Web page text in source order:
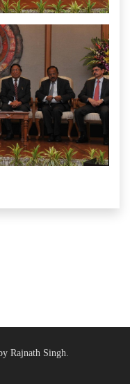
Rajnath Singh.